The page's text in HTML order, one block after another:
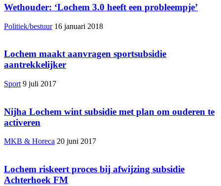
Wethouder: ‘Lochem 3.0 heeft een probleempje’
Politiek/bestuur 16 januari 2018
Lochem maakt aanvragen sportsubsidie
aantrekkelijker
Sport 9 juli 2017
Nijha Lochem wint subsidie met plan om ouderen te
activeren
MKB & Horeca 20 juni 2017
Lochem riskeert proces bij afwijzing subsidie
Achterhoek FM